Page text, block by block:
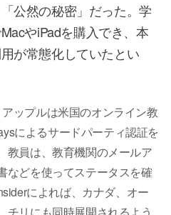
公然の秘密」だった。学
やiPadを購入でき、本
が常態化していたとい
ップルは米国のオンライン教
によるサードパーティ認証を
教員は、教育機関のメールア
などを使ってステータスを確
によれば、カナダ、オー